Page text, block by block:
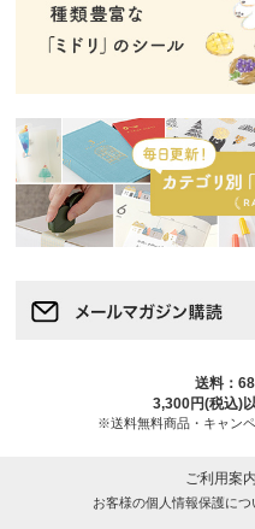
送料：
3,300円(税込)
※送料無料商品・キャン
ご利用案内
お客様の個人情報保護につ